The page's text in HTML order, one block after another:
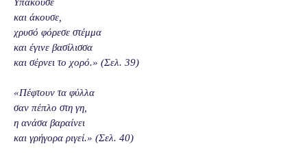
και άκουσε,
χρυσό φόρεσε στέμμα
και έγινε βασίλισσα
και σέρνει το χορό.» (Σελ. 39)
«Πέφτουν τα φύλλα
σαν πέπλο στη γη,
η ανάσα βαραίνει
και γρήγορα ριγεί.» (Σελ. 40)